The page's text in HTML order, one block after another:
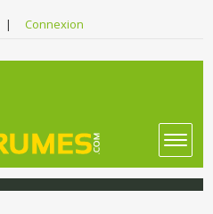
| Connexion